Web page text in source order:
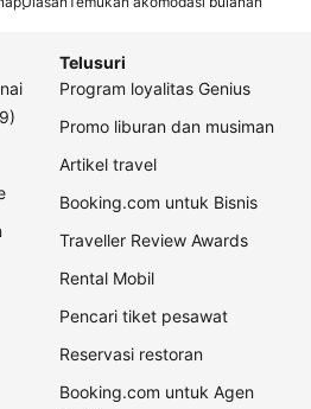
Telusuri
Program loyalitas Genius
Promo liburan dan musiman
Artikel travel
Booking.com untuk Bisnis
Traveller Review Awards
Rental Mobil
Pencari tiket pesawat
Reservasi restoran
Booking.com untuk Agen